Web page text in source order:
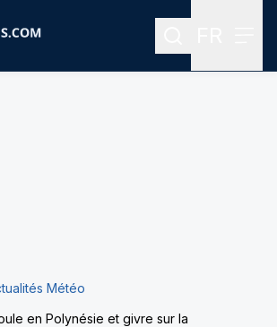
Rechercher
Météo
en Polynésie et givre sur la